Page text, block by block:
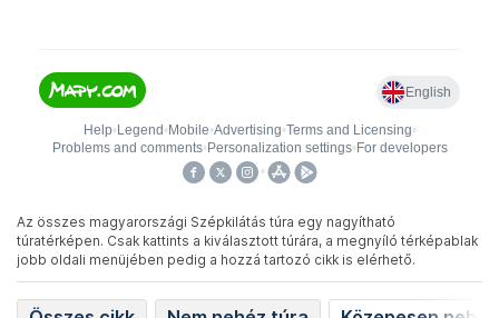
Az összes magyarországi Szépkilátás túra egy nagyítható
túratérképen. Csak kattints a kiválasztott túrára, a megnyíló térképablak
jobb oldali menüjében pedig a hozzá tartozó cikk is elérhető.